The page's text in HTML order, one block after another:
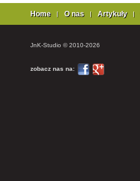
Home O nas Artykuły
JnK-Studio © 2010-2026
zobacz nas na: